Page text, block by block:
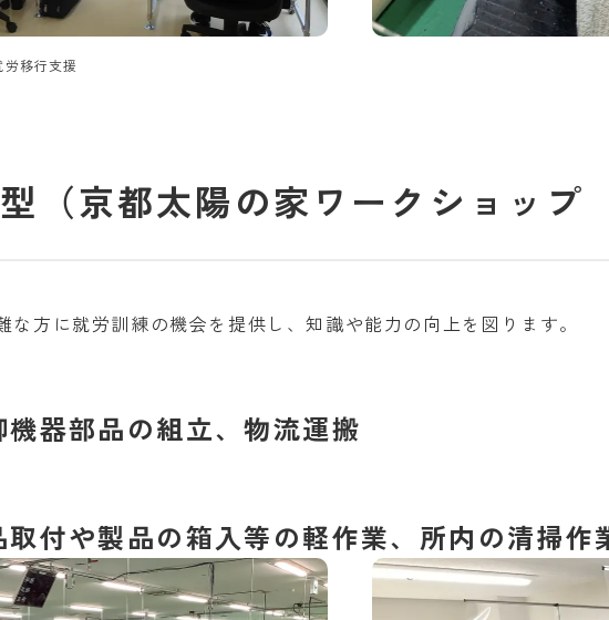
労移行支援
（京都太陽の家ワークショッ
方に就労訓練の機会を提供し、知識や能力の向上を図ります。
器部品の組立、物流運搬
付や製品の箱入等の軽作業、所内の清掃